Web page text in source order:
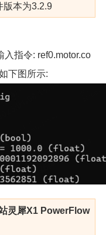
版本为3.2.9
入指令: ref0.motor.co
下图所示:
灵犀X1 PowerFlow